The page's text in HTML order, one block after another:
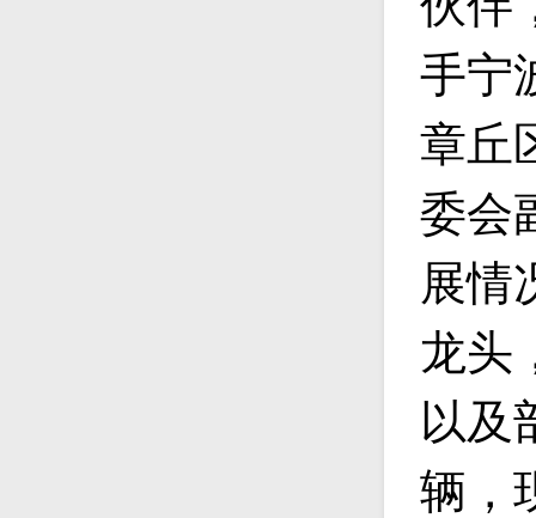
手宁
章丘
委会
展情
龙头
以及
辆，